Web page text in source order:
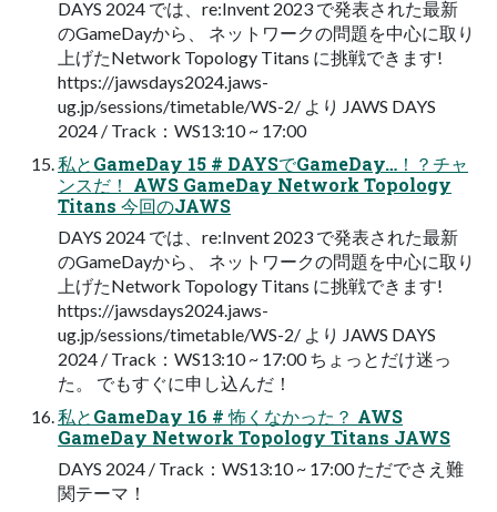
DAYS 2024 では、re:Invent 2023 で発表された最新
のGameDayから、 ネットワークの問題を中⼼に取り
上げたNetwork Topology Titans に挑戦できます!
https://jawsdays2024.jaws-
ug.jp/sessions/timetable/WS-2/ より JAWS DAYS
2024 / Track：WS13:10 ~ 17:00
私とGameDay 15 # DAYSでGameDay…！？チャ
ンスだ！ AWS GameDay Network Topology
Titans 今回のJAWS
DAYS 2024 では、re:Invent 2023 で発表された最新
のGameDayから、 ネットワークの問題を中⼼に取り
上げたNetwork Topology Titans に挑戦できます!
https://jawsdays2024.jaws-
ug.jp/sessions/timetable/WS-2/ より JAWS DAYS
2024 / Track：WS13:10 ~ 17:00 ちょっとだけ迷っ
た。 でもすぐに申し込んだ！
私とGameDay 16 # 怖くなかった？ AWS
GameDay Network Topology Titans JAWS
DAYS 2024 / Track：WS13:10 ~ 17:00 ただでさえ難
関テーマ！